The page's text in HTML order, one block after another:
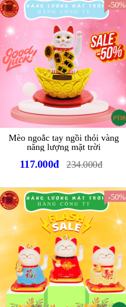
-50%
Mèo ngoắc tay ngồi thỏi vàng
năng lượng mặt trời
117.000đ 234.000đ
-50%